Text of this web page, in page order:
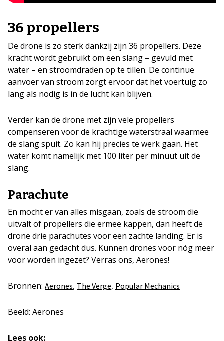
36 propellers
De drone is zo sterk dankzij zijn 36 propellers. Deze
kracht wordt gebruikt om een slang – gevuld met
water – en stroomdraden op te tillen. De continue
aanvoer van stroom zorgt ervoor dat het voertuig zo
lang als nodig is in de lucht kan blijven.
Verder kan de drone met zijn vele propellers
compenseren voor de krachtige waterstraal waarmee
de slang spuit. Zo kan hij precies te werk gaan. Het
water komt namelijk met 100 liter per minuut uit de
slang.
Parachute
En mocht er van alles misgaan, zoals de stroom die
uitvalt of propellers die ermee kappen, dan heeft de
drone drie parachutes voor een zachte landing. Er is
overal aan gedacht dus. Kunnen drones voor nóg meer
voor worden ingezet? Verras ons, Aerones!
Bronnen: Aerones, The Verge, Popular Mechanics
Beeld: Aerones
Lees ook: